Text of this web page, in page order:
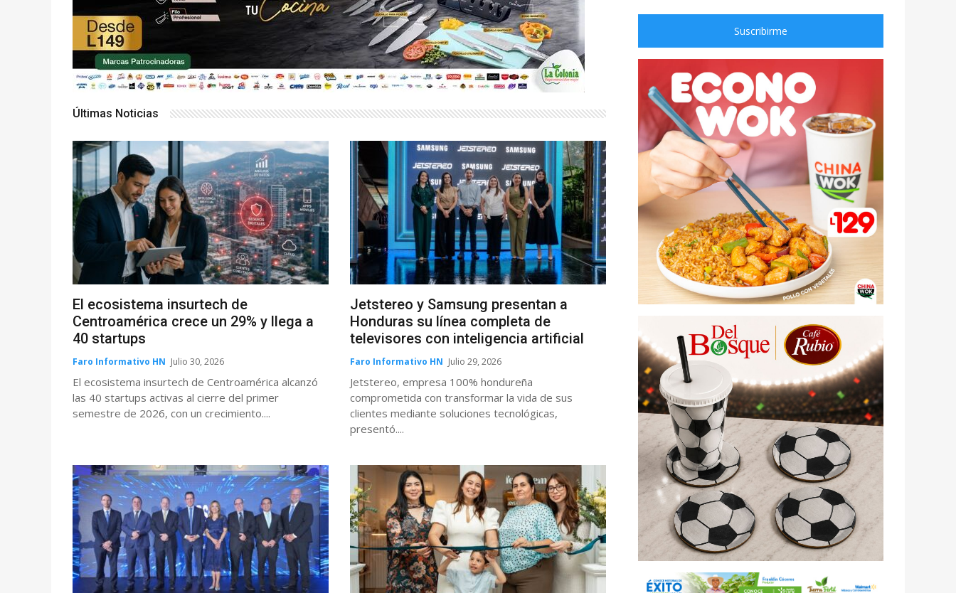
Últimas Noticias
El ecosistema insurtech de
Centroamérica crece un 29% y llega a
40 startups
Faro Informativo HN Julio 30, 2026
El ecosistema insurtech de Centroamérica alcanzó
las 40 startups activas al cierre del primer
semestre de 2026, con un crecimiento....
Jetstereo y Samsung presentan a
Honduras su línea completa de
televisores con inteligencia artificial
Faro Informativo HN Julio 29, 2026
Jetstereo, empresa 100% hondureña
comprometida con transformar la vida de sus
clientes mediante soluciones tecnológicas,
presentó....
Suscribirme